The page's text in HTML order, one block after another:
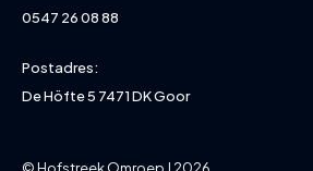
0547 26 08 88
Postadres:
De Höfte 5 7471 DK Goor